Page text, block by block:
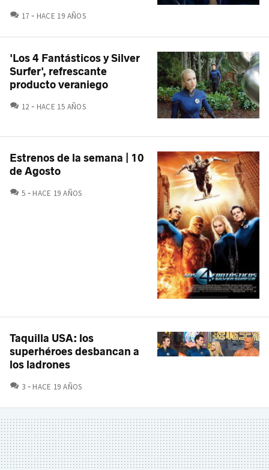
17 COMENTARIOS
HACE 19 AÑOS
'Los 4 Fantásticos y Silver
Surfer', refrescante
producto veraniego
12 COMENTARIOS
HACE 15 AÑOS
Estrenos de la semana | 10
de Agosto
5 COMENTARIOS
HACE 19 AÑOS
Taquilla USA: los
superhéroes desbancan a
los ladrones
3 COMENTARIOS
HACE 19 AÑOS